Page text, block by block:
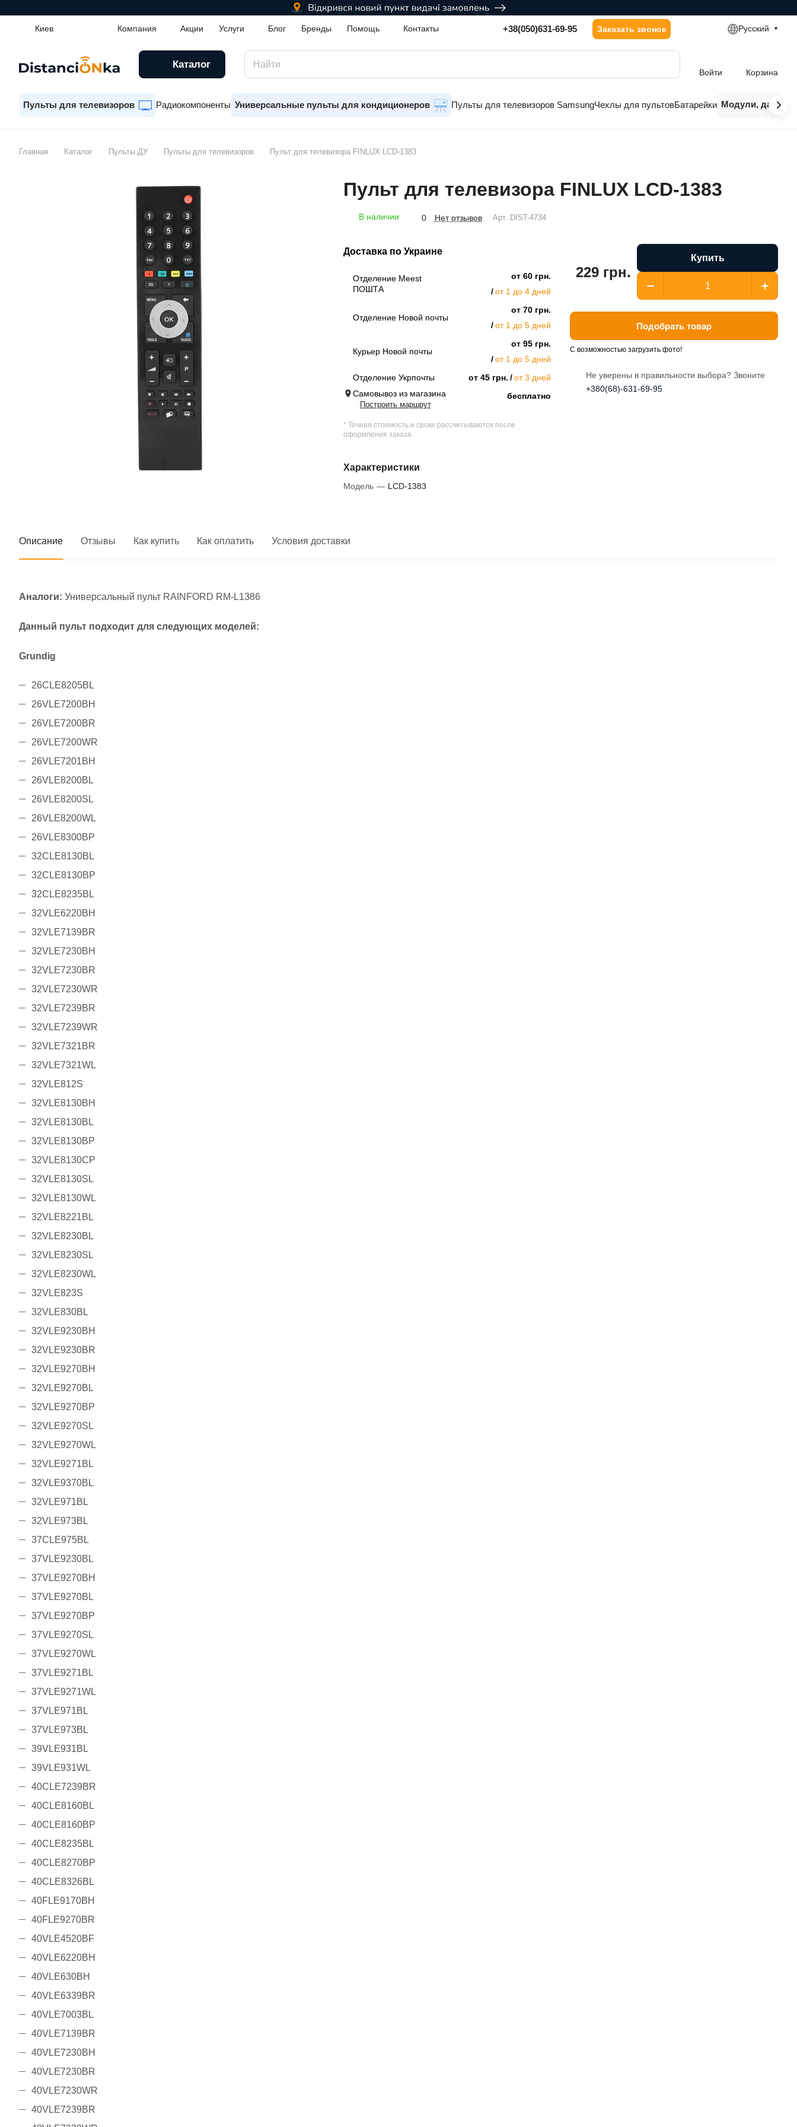
Киев Компания Акции Услуги Блог Бренды Помощь Контакты +38(050)631-69-95 Заказать звонок Русский
Каталог
Войти Корзина
Пульты для телевизоров Радиокомпоненты Универсальные пульты для кондиционеров Пульты для телевизоров SamsungЧехлы для пультовБатарейки Модули,
Главная Каталог Пульты ДУ Пульты для телевизоров Пульт для телевизора FINLUX LCD-1383
Пульт для телевизора FINLUX LCD-1383
В наличии 0 Нет отзывов Арт. DIST-4734
Доставка по Украине
Отделение Meest
ПОШТА
от 60 грн.
от 1 до 4 дней
Отделение Новой почты
от 70 грн.
от 1 до 5 дней
Курьер Новой почты
от 95 грн.
от 1 до 5 дней
Отделение Укрпочты
от 45 грн.
от 3 дней
Самовывоз из магазина
Построить маршрут
бесплатно
* Точная стоимость и сроки рассчитываются после
оформления заказа
Характеристики
Модель — LCD-1383
229 грн.
Купить
Подобрать товар
С возможностью загрузить фото!
Не уверены в правильности выбора? Звоните
+380(68)-631-69-95
Описание Отзывы Как купить Как оплатить Условия доставки
Аналоги: Универсальный пульт RAINFORD RM-L1386
Данный пульт подходит для следующих моделей:
Grundig
26CLE8205BL
26VLE7200BH
26VLE7200BR
26VLE7200WR
26VLE7201BH
26VLE8200BL
26VLE8200SL
26VLE8200WL
26VLE8300BP
32CLE8130BL
32CLE8130BP
32CLE8235BL
32VLE6220BH
32VLE7139BR
32VLE7230BH
32VLE7230BR
32VLE7230WR
32VLE7239BR
32VLE7239WR
32VLE7321BR
32VLE7321WL
32VLE812S
32VLE8130BH
32VLE8130BL
32VLE8130BP
32VLE8130CP
32VLE8130SL
32VLE8130WL
32VLE8221BL
32VLE8230BL
32VLE8230SL
32VLE8230WL
32VLE823S
32VLE830BL
32VLE9230BH
32VLE9230BR
32VLE9270BH
32VLE9270BL
32VLE9270BP
32VLE9270SL
32VLE9270WL
32VLE9271BL
32VLE9370BL
32VLE971BL
32VLE973BL
37CLE975BL
37VLE9230BL
37VLE9270BH
37VLE9270BL
37VLE9270BP
37VLE9270SL
37VLE9270WL
37VLE9271BL
37VLE9271WL
37VLE971BL
37VLE973BL
39VLE931BL
39VLE931WL
40CLE7239BR
40CLE8160BL
40CLE8160BP
40CLE8235BL
40CLE8270BP
40CLE8326BL
40FLE9170BH
40FLE9270BR
40VLE4520BF
40VLE6220BH
40VLE630BH
40VLE6339BR
40VLE7003BL
40VLE7139BR
40VLE7230BH
40VLE7230BR
40VLE7230WR
40VLE7239BR